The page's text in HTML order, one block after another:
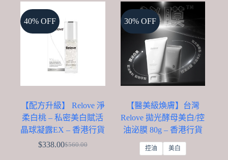
variants.
The
options
may
be
chosen
on
the
product
page
40% OFF
【配方升級】 Relove 淨
柔白桃 – 私密美白賦活
晶球凝露EX – 香港行貨
$560.00
Original
$338.00Current
30% OFF
【醫美級煥膚】台灣
Relove 拋光酵母美白/控
油泌膜 80g – 香港行貨
控油 美白